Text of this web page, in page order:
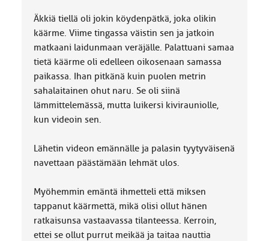
Äkkiä tiellä oli jokin köydenpätkä, joka olikin
käärme. Viime tingassa väistin sen ja jatkoin
matkaani laidunmaan veräjälle. Palattuani samaa
tietä käärme oli edelleen oikosenaan samassa
paikassa. Ihan pitkänä kuin puolen metrin
sahalaitainen ohut naru. Se oli siinä
lämmittelemässä, mutta luikersi kivirauniolle,
kun videoin sen.
Lähetin videon emännälle ja palasin tyytyväisenä
navettaan päästämään lehmät ulos.
Myöhemmin emäntä ihmetteli että miksen
tappanut käärmettä, mikä olisi ollut hänen
ratkaisunsa vastaavassa tilanteessa. Kerroin,
ettei se ollut purrut meikää ja taitaa nauttia